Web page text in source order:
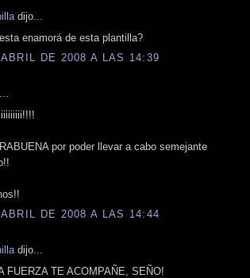
dijo...
enamorá de esta plantilla?
DE 2008 A LAS 14:39
por poder llevar a cabo semejante
DE 2008 A LAS 14:44
dijo...
FUERZA TE ACOMPAÑE, SEÑO!